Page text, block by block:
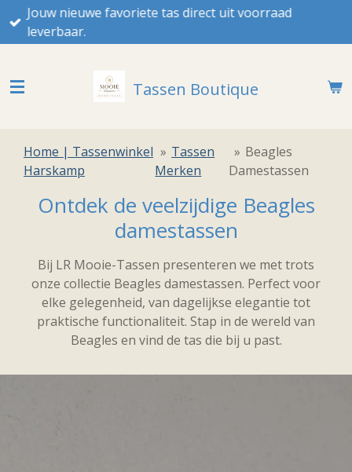
Ga
direct
hoofdinhoud
favoriete tas direct uit voorraad
Tassen Boutique
Home | Tassenwinkel
Harskamp
» Tassen
Merken
» Beagles
Damestassen
Ontdek de veelzijdige Beagles
damestassen
Bij LR Mooie-Tassen presenteren we met trots
onze collectie Beagles damestassen. Perfect voor
elke gelegenheid, van dagelijkse elegantie tot
praktische functionaliteit. Stap in de wereld van
Beagles en vind de tas die bij u past.